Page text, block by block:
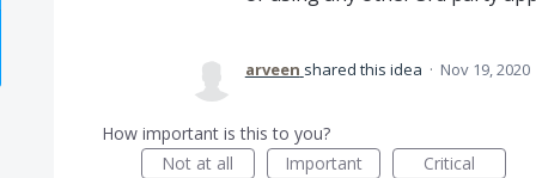
arveen shared this idea · Nov 19, 2020
How important is this to you?
Not at all
Important Critical